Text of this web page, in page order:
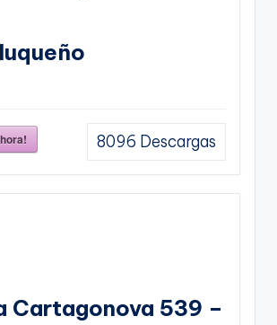
8096 Descargas
Cartagonova 539 –